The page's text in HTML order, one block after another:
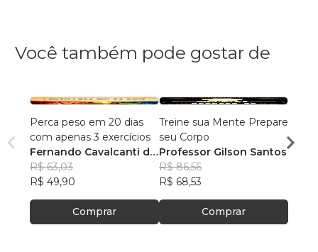
Você também pode gostar de
Perca peso em 20 dias
com apenas 3 exercícios
Fernando Cavalcanti de
Albuquerque
R$ 63,03
R$ 49,90
Comprar
Treine sua Mente Prepare
seu Corpo
Professor Gilson Santos
R$ 86,56
R$ 68,53
Comprar
revela
Ana